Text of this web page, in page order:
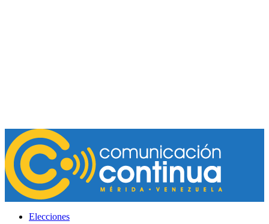
Elecciones